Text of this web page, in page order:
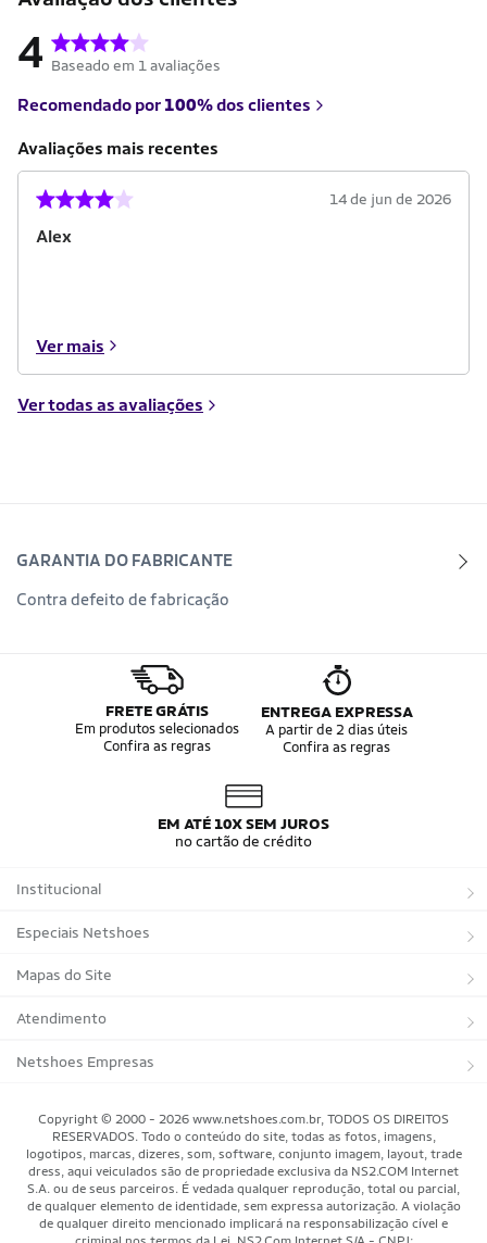
4 Baseado em 1 avaliações
Recomendado por 100%dos clientes
Avaliações mais recentes
Alex
14 de jun de 2026
Ver mais
Ver todas as avaliações
GARANTIA DO FABRICANTE
Contra defeito de fabricação
FRETE GRÁTIS
Em produtos selecionados
Confira as regras
ENTREGA EXPRESSA
A partir de 2 dias úteis
Confira as regras
EM ATÉ 10X SEM JUROS
no cartão de crédito
Institucional
Sobre a Netshoes
Política de Privacidade
Programa de Afiliados
Regulamentos
Programa de Integridade
Blog
Black Friday Magalu
Especiais Netshoes
Suplementos
Corrida
Bicicletas
Basquete
Motorsport
Mapas do Site
Marcas
Tipos de Produtos
Atendimento
Trocas e devoluções
Minha Conta
Meus Pedidos
Pagamentos
Netshoes Empresas
Copyright © 2000 - 2026 www.netshoes.com.br, TODOS OS DIREITOS
RESERVADOS. Todo o conteúdo do site, todas as fotos, imagens,
logotipos, marcas, dizeres, som, software, conjunto imagem, layout, trade
dress, aqui veiculados são de propriedade exclusiva da NS2.COM Internet
S.A. ou de seus parceiros. É vedada qualquer reprodução, total ou parcial,
de qualquer elemento de identidade, sem expressa autorização. A violação
de qualquer direito mencionado implicará na responsabilização cível e